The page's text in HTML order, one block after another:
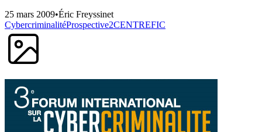
25 mars 2009•Éric Freyssinet
CybercriminalitéProspective2CENTREFIC